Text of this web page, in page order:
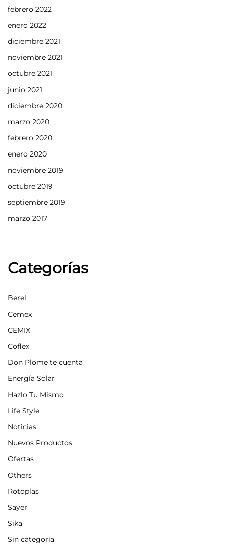
febrero 2022
enero 2022
diciembre 2021
noviembre 2021
octubre 2021
junio 2021
diciembre 2020
marzo 2020
febrero 2020
enero 2020
noviembre 2019
octubre 2019
septiembre 2019
marzo 2017
Categorías
Berel
Cemex
CEMIX
Coflex
Don Plome te cuenta
Energía Solar
Hazlo Tu Mismo
Life Style
Noticias
Nuevos Productos
Ofertas
Others
Rotoplas
Sayer
Sika
Sin categoría